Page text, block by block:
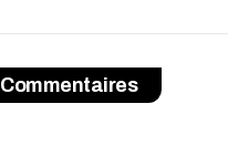
Commentaires